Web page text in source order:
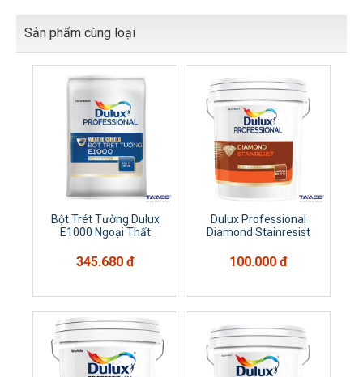
Sản phẩm cùng loại
Bột Trét Tường Dulux
E1000 Ngoại Thất
345.680 đ
Dulux Professional
Diamond Stainresist
100.000 đ